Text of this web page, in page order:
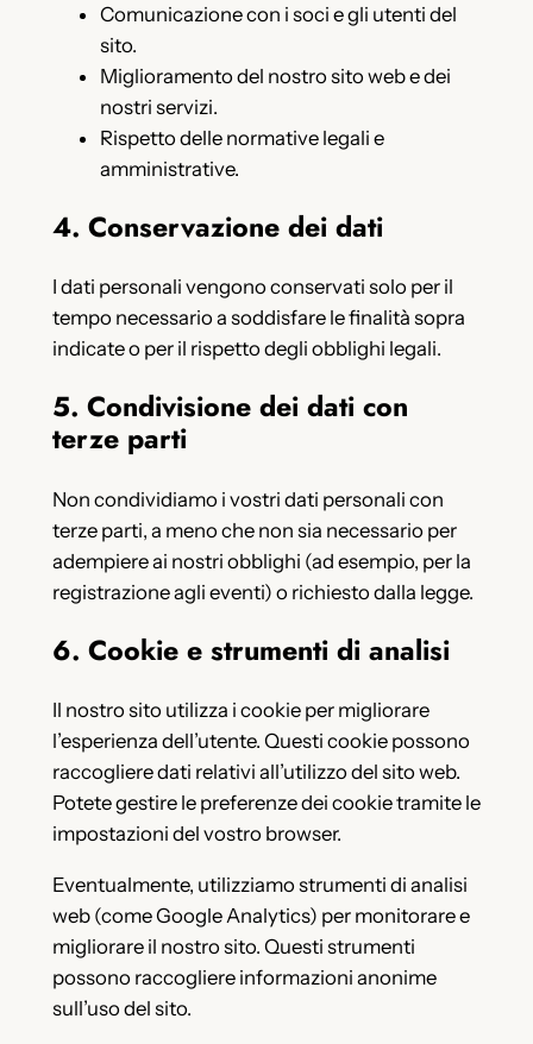
Comunicazione con i soci e gli utenti del
sito.
Miglioramento del nostro sito web e dei
nostri servizi.
Rispetto delle normative legali e
amministrative.
4. Conservazione dei dati
I dati personali vengono conservati solo per il
tempo necessario a soddisfare le finalità sopra
indicate o per il rispetto degli obblighi legali.
5. Condivisione dei dati con
terze parti
Non condividiamo i vostri dati personali con
terze parti, a meno che non sia necessario per
adempiere ai nostri obblighi (ad esempio, per la
registrazione agli eventi) o richiesto dalla legge.
6. Cookie e strumenti di analisi
Il nostro sito utilizza i cookie per migliorare
l’esperienza dell’utente. Questi cookie possono
raccogliere dati relativi all’utilizzo del sito web.
Potete gestire le preferenze dei cookie tramite le
impostazioni del vostro browser.
Eventualmente, utilizziamo strumenti di analisi
web (come Google Analytics) per monitorare e
migliorare il nostro sito. Questi strumenti
possono raccogliere informazioni anonime
sull’uso del sito.